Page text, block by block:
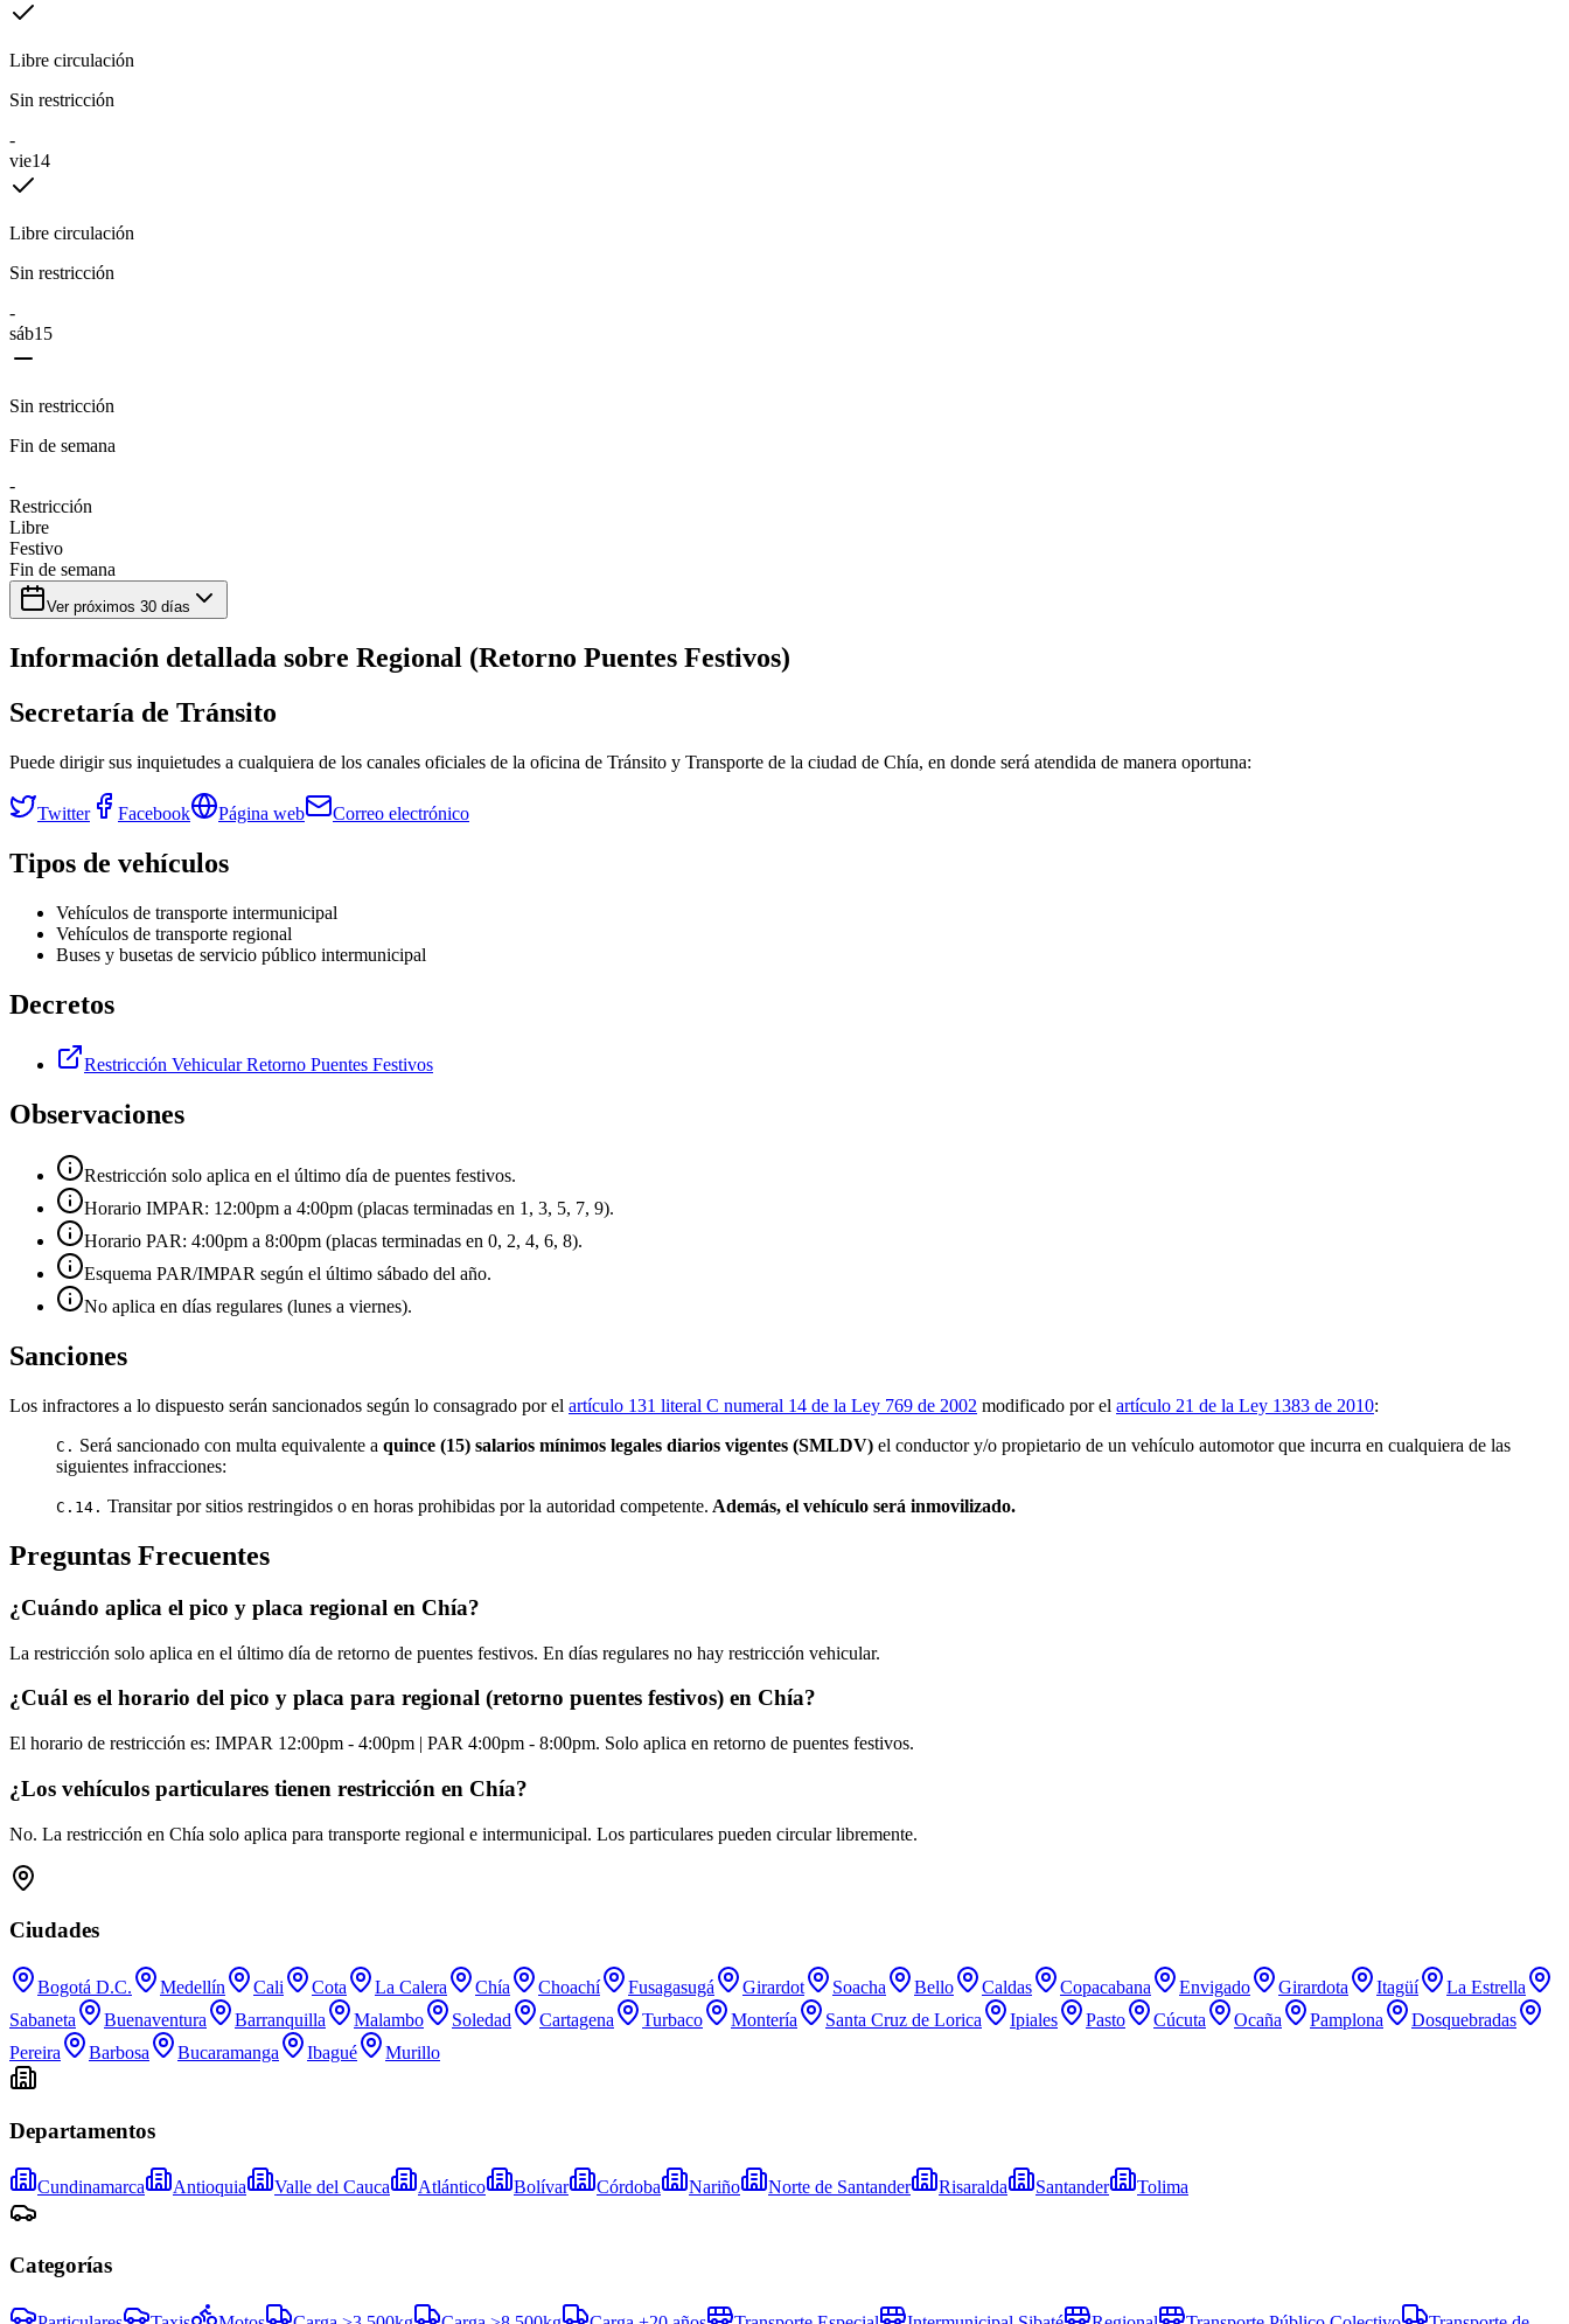
Libre circulación
Sin restricción
-
vie14
Libre circulación
Sin restricción
-
sáb15
Sin restricción
Fin de semana
-
Restricción
Libre
Festivo
Fin de semana
Ver próximos 30 días
Información detallada sobre Regional (Retorno Puentes Festivos)
Secretaría de Tránsito
Puede dirigir sus inquietudes a cualquiera de los canales oficiales de la oficina de Tránsito y Transporte de la ciudad de Chía, en donde será atendida de manera oportuna:
Twitter Facebook Página web Correo electrónico
Tipos de vehículos
Vehículos de transporte intermunicipal
Vehículos de transporte regional
Buses y busetas de servicio público intermunicipal
Decretos
Restricción Vehicular Retorno Puentes Festivos
Observaciones
Restricción solo aplica en el último día de puentes festivos.
Horario IMPAR: 12:00pm a 4:00pm (placas terminadas en 1, 3, 5, 7, 9).
Horario PAR: 4:00pm a 8:00pm (placas terminadas en 0, 2, 4, 6, 8).
Esquema PAR/IMPAR según el último sábado del año.
No aplica en días regulares (lunes a viernes).
Sanciones
Los infractores a lo dispuesto serán sancionados según lo consagrado por el artículo 131 literal C numeral 14 de la Ley 769 de 2002 modificado por el artículo 21 de la Ley 1383 de 2010:
C. Será sancionado con multa equivalente a quince (15) salarios mínimos legales diarios vigentes (SMLDV) el conductor y/o propietario de un vehículo automotor que incurra en cualquiera de las
siguientes infracciones:
C.14. Transitar por sitios restringidos o en horas prohibidas por la autoridad competente. Además, el vehículo será inmovilizado.
Preguntas Frecuentes
¿Cuándo aplica el pico y placa regional en Chía?
La restricción solo aplica en el último día de retorno de puentes festivos. En días regulares no hay restricción vehicular.
¿Cuál es el horario del pico y placa para regional (retorno puentes festivos) en Chía?
El horario de restricción es: IMPAR 12:00pm - 4:00pm | PAR 4:00pm - 8:00pm. Solo aplica en retorno de puentes festivos.
¿Los vehículos particulares tienen restricción en Chía?
No. La restricción en Chía solo aplica para transporte regional e intermunicipal. Los particulares pueden circular libremente.
Ciudades
Bogotá D.C. Medellín Cali Cota La Calera Chía Choachí Fusagasugá Girardot Soacha Bello Caldas Copacabana Envigado Girardota Itagüí
La Estrella
Sabaneta
Buenaventura Barranquilla Malambo Soledad Cartagena Turbaco Montería Santa Cruz de Lorica Ipiales Pasto Cúcuta Ocaña Pamplona
Dosquebradas
Pereira
Barbosa Bucaramanga Ibagué Murillo
Departamentos
Cundinamarca Antioquia Valle del Cauca Atlántico Bolívar Córdoba Nariño Norte de Santander Risaralda Santander Tolima
Categorías